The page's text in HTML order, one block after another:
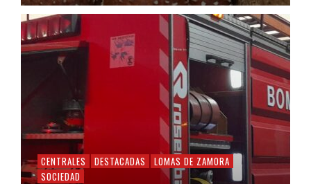
CENTRALES DESTACADAS
LOMAS DE ZAMORA
SOCIEDAD